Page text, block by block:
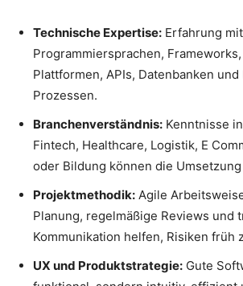
Technische Expertise: Erfahrung
Programmiersprachen,
Plattformen, APIs, Datenbanken und
Prozessen.
Branchenverständnis: Kenntnisse
Fintech, Healthcare, Logistik, E
oder Bildung können die
Projektmethodik: Agile
Planung, regelmäßige Reviews und
Kommunikation helfen, Risiken früh
UX und Produktstrategie: Gute